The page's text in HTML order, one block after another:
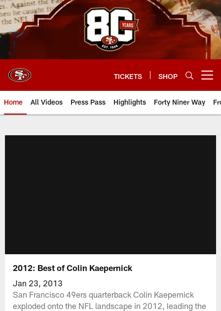
Skip
to
main
content
TICKETS SHOP
Home All Videos Press Pass Highlights Forty Niner Way
2012: Best of Colin Kaepernick
Jan 23, 2013
San Francisco 49ers quarterback Colin Kaepernick
exploded onto the NFL landscape in 2012, leading the